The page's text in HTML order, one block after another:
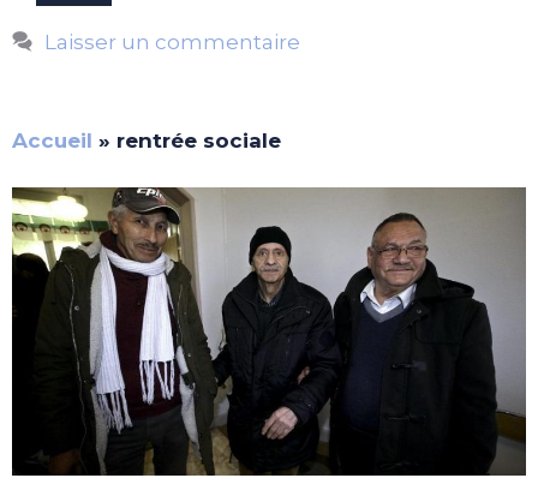
Laisser un commentaire
Accueil » rentrée sociale